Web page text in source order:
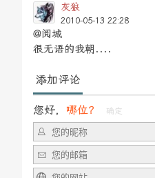
灰狼
2010-05-13 22:28
@阅城
很无语的我朝....
添加评论
您好， 哪位？ 确定